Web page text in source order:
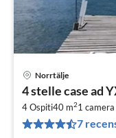
Norrtälje
4 stelle case ad
4 Ospiti40 m21
7